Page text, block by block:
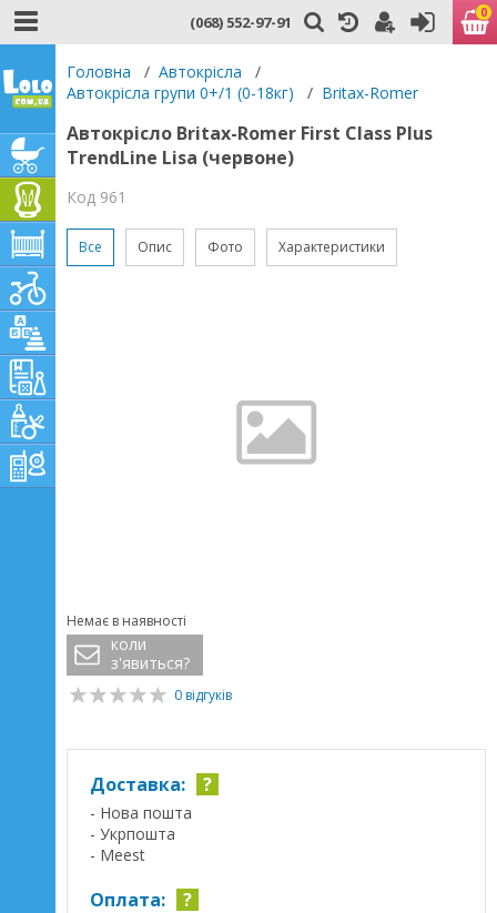
(068) 552-97-91 0
Головна / Автокрісла
/
Автокрісла групи 0+/1 (0-18кг)
/ Britax-Romer
Автокрісло Britax-Romer First Class Plus
TrendLine Lisa (червоне)
Код 961
Все Опис Фото Характеристики
Немає в наявності
коли
з'явиться?
0 відгуків
Доставка: ?
- Нова пошта
- Укрпошта
- Meest
Оплата: ?